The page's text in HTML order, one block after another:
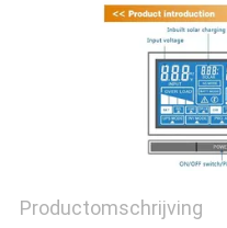
Productomschrijving